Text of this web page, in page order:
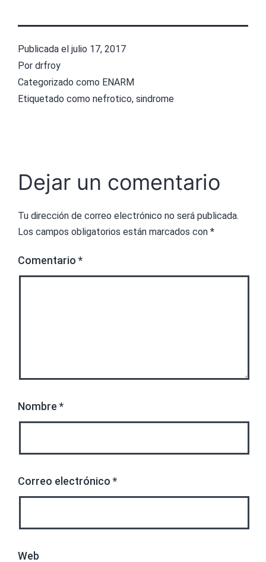
Publicada el julio 17, 2017
Por drfroy
Categorizado como ENARM
Etiquetado como nefrotico, sindrome
Dejar un comentario
Tu dirección de correo electrónico no será publicada.
Los campos obligatorios están marcados con *
Comentario *
Nombre *
Correo electrónico *
Web